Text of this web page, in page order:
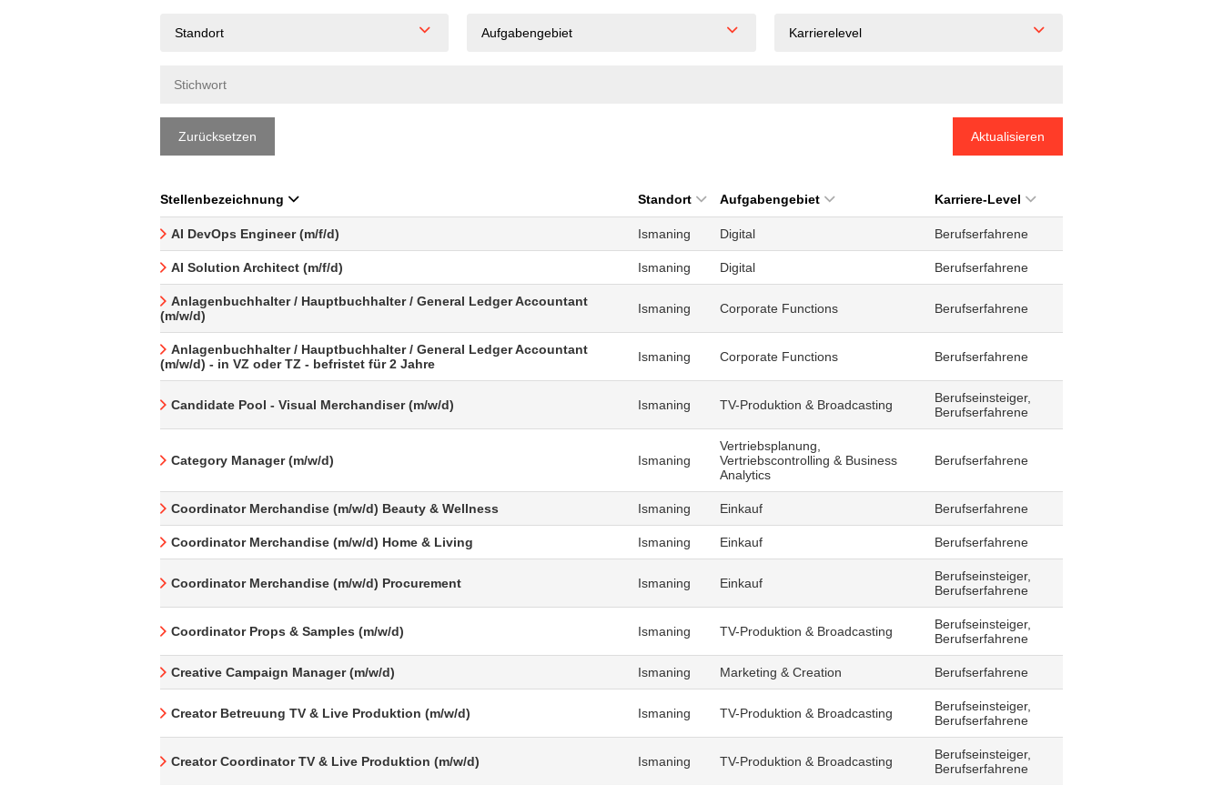
Standort Aufgabengebiet Karrierelevel
Zurücksetzen Aktualisieren
Stellenbezeichnung Standort Aufgabengebiet Karriere-Level
AI DevOps Engineer (m/f/d) Ismaning Digital Berufserfahrene
AI Solution Architect (m/f/d) Ismaning Digital Berufserfahrene
Anlagenbuchhalter / Hauptbuchhalter / General Ledger Accountant
(m/w/d)
Ismaning Corporate Functions Berufserfahrene
Anlagenbuchhalter / Hauptbuchhalter / General Ledger Accountant
(m/w/d) - in VZ oder TZ - befristet für 2 Jahre
Ismaning Corporate Functions Berufserfahrene
Candidate Pool - Visual Merchandiser (m/w/d) Ismaning TV-Produktion & Broadcasting
Berufseinsteiger,
Berufserfahrene
Category Manager (m/w/d) Ismaning
Vertriebsplanung,
Vertriebscontrolling & Business
Analytics
Berufserfahrene
Coordinator Merchandise (m/w/d) Beauty & Wellness Ismaning Einkauf Berufserfahrene
Coordinator Merchandise (m/w/d) Home & Living Ismaning Einkauf Berufserfahrene
Coordinator Merchandise (m/w/d) Procurement Ismaning Einkauf
Berufseinsteiger,
Berufserfahrene
Coordinator Props & Samples (m/w/d) Ismaning TV-Produktion & Broadcasting
Berufseinsteiger,
Berufserfahrene
Creative Campaign Manager (m/w/d) Ismaning Marketing & Creation Berufserfahrene
Creator Betreuung TV & Live Produktion (m/w/d) Ismaning TV-Produktion & Broadcasting
Berufseinsteiger,
Berufserfahrene
Creator Coordinator TV & Live Produktion (m/w/d) Ismaning TV-Produktion & Broadcasting
Berufseinsteiger,
Berufserfahrene